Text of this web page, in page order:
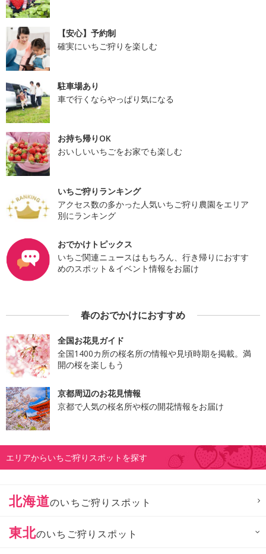
【安心】予約制
確実にいちご狩りを楽しむ
駐車場あり
車で行くならやっぱり気になる
お持ち帰りOK
おいしいいちごをお家でも楽しむ
いちご狩りランキング
アクセス数の多かった人気いちご狩り農園をエリア
別にランキング
おでかけトピックス
いちご関連ニュースはもちろん、行き帰りにおすす
めのスポット＆イベント情報をお届け
春のおでかけにおすすめ
全国お花見ガイド
全国1400カ所の桜名所の情報や見頃時期を掲載。満
開の桜を楽しもう
京都周辺のお花見情報
京都で人気の桜名所や桜の開花情報をお届け
エリアからいちご狩りスポットを探す
北海道のいちご狩りスポット
東北のいちご狩りスポット